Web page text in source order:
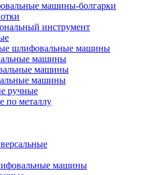
машины-болгарки
инструмент
шлифовальные машины
машины
машины
машины
ручные
по металлу
машины